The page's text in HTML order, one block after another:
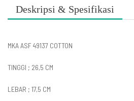
Deskripsi & Spesifikasi
MKA ASF 49137 COTTON
TINGGI ; 26,5 CM
LEBAR ; 17,5 CM